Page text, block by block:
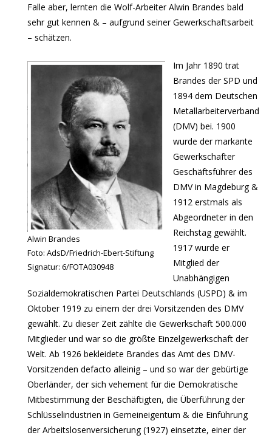
Falle aber, lernten die Wolf-Arbeiter Alwin Brandes bald
sehr gut kennen & – aufgrund seiner Gewerkschaftsarbeit
– schätzen.
Alwin Brandes
Foto: AdsD/Friedrich-Ebert-Stiftung
Signatur: 6/FOTA030948
Im Jahr 1890 trat
Brandes der SPD und
1894 dem Deutschen
Metallarbeiterverband
(DMV) bei. 1900
wurde der markante
Gewerkschafter
Geschäftsführer des
DMV in Magdeburg &
1912 erstmals als
Abgeordneter in den
Reichstag gewählt.
1917 wurde er
Mitglied der
Unabhängigen
Sozialdemokratischen Partei Deutschlands (USPD) & im
Oktober 1919 zu einem der drei Vorsitzenden des DMV
gewählt. Zu dieser Zeit zählte die Gewerkschaft 500.000
Mitglieder und war so die größte Einzelgewerkschaft der
Welt. Ab 1926 bekleidete Brandes das Amt des DMV-
Vorsitzenden defacto alleinig – und so war der gebürtige
Oberländer, der sich vehement für die Demokratische
Mitbestimmung der Beschäftigten, die Überführung der
Schlüsselindustrien in Gemeineigentum & die Einführung
der Arbeitslosenversicherung (1927) einsetzte, einer der